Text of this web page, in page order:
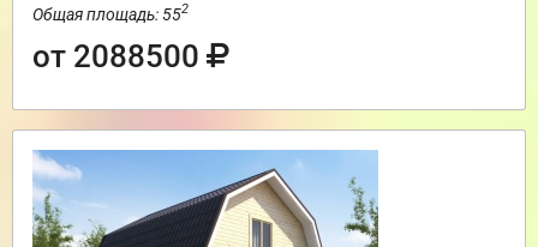
Общая площадь: 552
от 2088500